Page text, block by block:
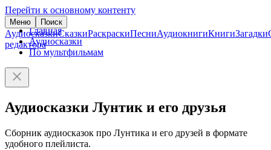
Перейти к основному контенту
Меню Поиск
АудиосказкиСказкиРаскраскиПесниАудиокнигиКнигиЗагадки
редактора
Главная
Аудиосказки
По мультфильмам
Аудиосказки Лунтик и его друзья
Сборник аудиосказок про Лунтика и его друзей в формате
удобного плейлиста.